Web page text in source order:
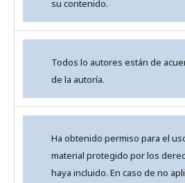
su contenido.
Todos lo autores están de
de la autoría.
Ha obtenido permiso para el
material protegido por los
haya incluido. En caso de no